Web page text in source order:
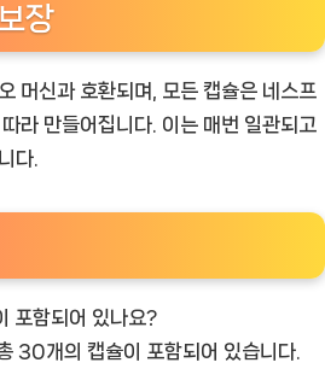
장
머신과 호환되며, 모든 캡슐은 네스프
라 만들어집니다. 이는 매번 일관되고
다.
포함되어 있나요?
30개의 캡슐이 포함되어 있습니다.